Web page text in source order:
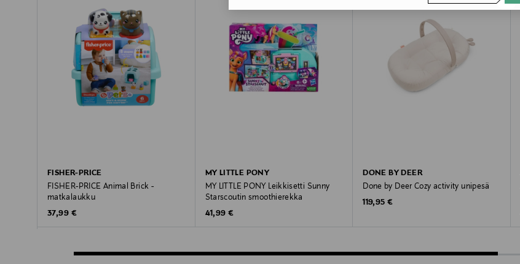
FISHER-PRICE
FISHER-PRICE Animal Brick -
matkalaukku
Original Price
37,99 €
MY LITTLE PONY
MY LITTLE PONY Leikkisetti Sunny
Starscoutin smoothierekka
Original Price
41,99 €
DONE BY DEER
Done by Deer Cozy activity unipesä
Original Price
119,95 €